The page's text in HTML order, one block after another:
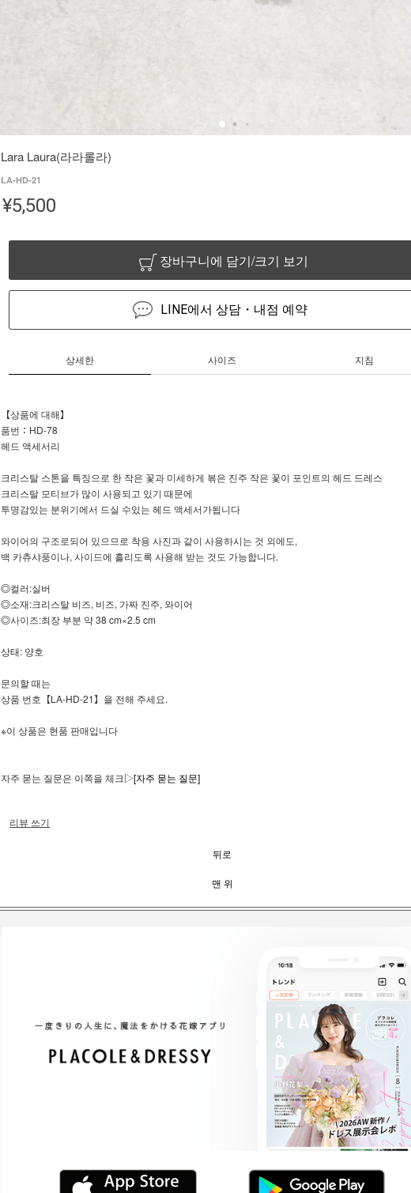
Lara Laura(라라롤라)
LA-HD-21
¥5,500
장바구니에 담기/크기 보기
LINE에서 상담・내점 예약
상세한 사이즈 지침
【상품에 대해】
품번：HD-78
헤드 액세서리
크리스탈 스톤을 특징으로 한 작은 꽃과 미세하게 볶은 진주 작은 꽃이 포인트의 헤드 드레스
크리스탈 모티브가 많이 사용되고 있기 때문에
투명감있는 분위기에서 드실 수있는 헤드 액세서가됩니다
와이어의 구조로되어 있으므로 착용 사진과 같이 사용하시는 것 외에도,
백 카츄샤풍이나, 사이드에 흘리도록 사용해 받는 것도 가능합니다.
◎컬러:실버
◎소재:크리스탈 비즈, 비즈, 가짜 진주, 와이어
◎사이즈:최장 부분 약 38 cm×2.5 cm
상태: 양호
문의할 때는
상품 번호【LA-HD-21】을 전해 주세요.
※이 상품은 현품 판매입니다
자주 묻는 질문은 이쪽을 체크▷[자주 묻는 질문]
리뷰 쓰기
뒤로
맨 위